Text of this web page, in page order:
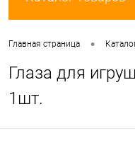
Главная страница •
Глаза для
1шт.